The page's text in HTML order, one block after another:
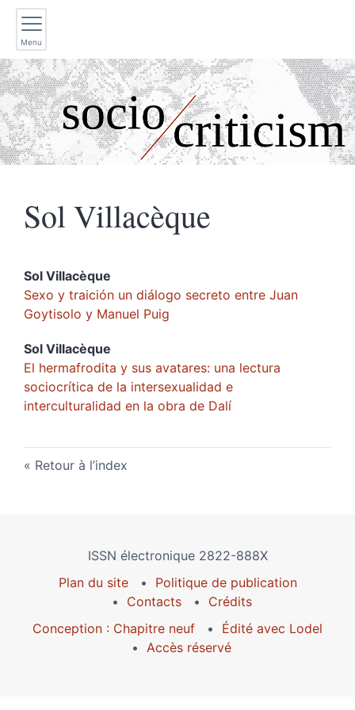
Menu
SolVillacèque
Sol Villacèque
Sexo y traición un diálogo secreto entre Juan
Goytisolo y Manuel Puig
Sol Villacèque
El hermafrodita y sus avatares: una lectura
sociocrítica de la intersexualidad e
interculturalidad en la obra de Dalí
Retour à l’index
ISSN électronique 2822-888X
Plan du site
Politique de publication
Contacts
Crédits
Conception : Chapitre neuf
Édité avec Lodel
Accès réservé